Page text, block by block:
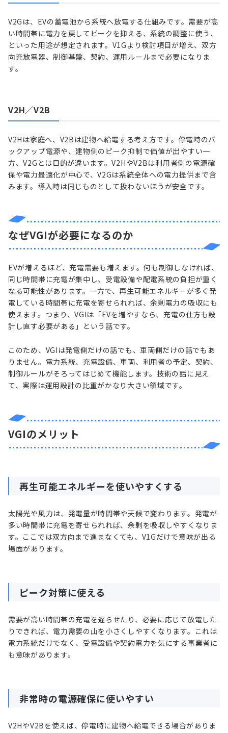
V2Gは、EVの蓄電池から系統へ放電する仕組みです。需要が高
い時間帯に電力を戻してピークを抑える、系統の調整に使う、
といった用途が想定されます。V1Gより検討項目が増え、双方
向充放電器、制御基盤、契約、運用ルールまで必要になりま
す。
V2H／V2B
V2Hは家庭へ、V2Bは建物へ給電する考え方です。停電時のバ
ックアップ電源や、建物側のピーク抑制で価値が出やすい一
方、V2Gとは目的が違います。V2HやV2Bは利用者側の電源確
保や電力最適化が中心で、V2Gは系統全体への電力提供まで含
みます。導入時は同じものとして扱わないほうが安全です。
なぜVGIが必要になるのか
EVが増えるほど、充電需要も増えます。何も制御しなければ、
同じ時間帯に充電が集中し、受電設備や配電系統の負担が重く
なる可能性があります。一方で、再生可能エネルギーが多く発
電している時間帯に充電を寄せられれば、余剰電力の吸収にも
使えます。つまり、VGIは「EVを増やすなら、充電の仕方も設
計し直す必要がある」という話です。
このため、VGIは発電側だけの話でも、車両側だけの話でもあ
りません。電力系統、充電設備、車両、利用者の予定、契約、
制御ルールがそろってはじめて機能します。技術の話に見え
て、実際は運用設計の比重がかなり大きい領域です。
VGIのメリット
再生可能エネルギーを使いやすくする
太陽光や風力は、発電量が時間帯や天候で変わります。発電が
多い時間帯に充電を寄せられれば、余剰を吸収しやすくなりま
す。ここでは双方向まで進まなくても、V1Gだけで意味が出る
場面があります。
ピーク対策に使える
需要が高い時間帯の充電を遅らせたり、必要に応じて放電した
りできれば、電力需要の山を小さくしやすくなります。これは
電力系統だけでなく、受電設備や契約電力を気にする事業者に
も意味があります。
非常時の電源確保に使いやすい
V2HやV2Bを使えば、停電時に建物へ給電できる場合がありま